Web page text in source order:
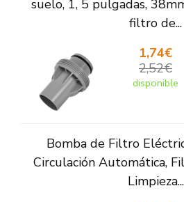
suelo, 1, 5 pulgadas,
filtro de...
1,74€
2,52€
disponible
Bomba de Filtro
Circulación Automática,
Limpieza...